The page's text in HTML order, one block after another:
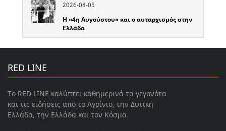
2026-08-05
Η «4η Αυγούστου» και ο αυταρχισμός στην
Ελλάδα
RED LINE
Το RED LINE καλύπτει καθημερινά τα γεγονότα
και τις ειδήσεις από το Αγρίνιο, την Δυτική
Ελλάδα, την Ελλάδα και τον Κόσμο.